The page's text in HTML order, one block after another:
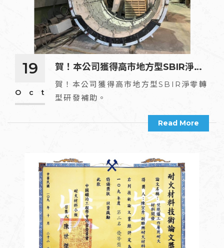
19
Oct
賀！本公司獲得高市地方型SBIR淨零
轉型研發補助。
賀！本公司獲得高市地方型SBIR淨零轉
型研發補助。
Read More